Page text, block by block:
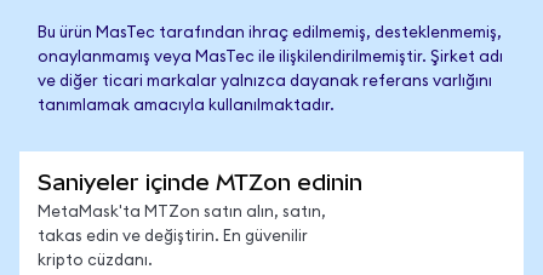
Bu ürün MasTec tarafından ihraç edilmemiş, desteklenmemiş,
onaylanmamış veya MasTec ile ilişkilendirilmemiştir. Şirket adı
ve diğer ticari markalar yalnızca dayanak referans varlığını
tanımlamak amacıyla kullanılmaktadır.
Saniyeler içinde MTZon edinin
MetaMask'ta MTZon satın alın, satın,
takas edin ve değiştirin. En güvenilir
kripto cüzdanı.